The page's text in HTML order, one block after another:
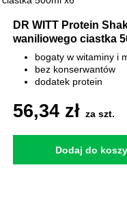
DR WITT Protein
waniliowego ciastka
bogaty w witaminy i
bez konserwantów
dodatek protein
56,34 zł za szt.
Dodaj do